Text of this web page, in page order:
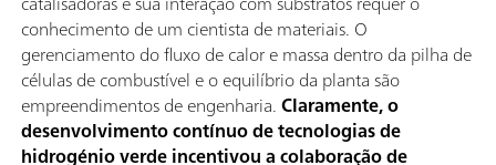
conhecimento de um cientista de materiais. O
gerenciamento do fluxo de calor e massa dentro da pilha de
células de combustível e o equilíbrio da planta são
empreendimentos de engenharia.Claramente, o
desenvolvimento contínuo de tecnologias de
hidrogénio verde incentivou a colaboração de